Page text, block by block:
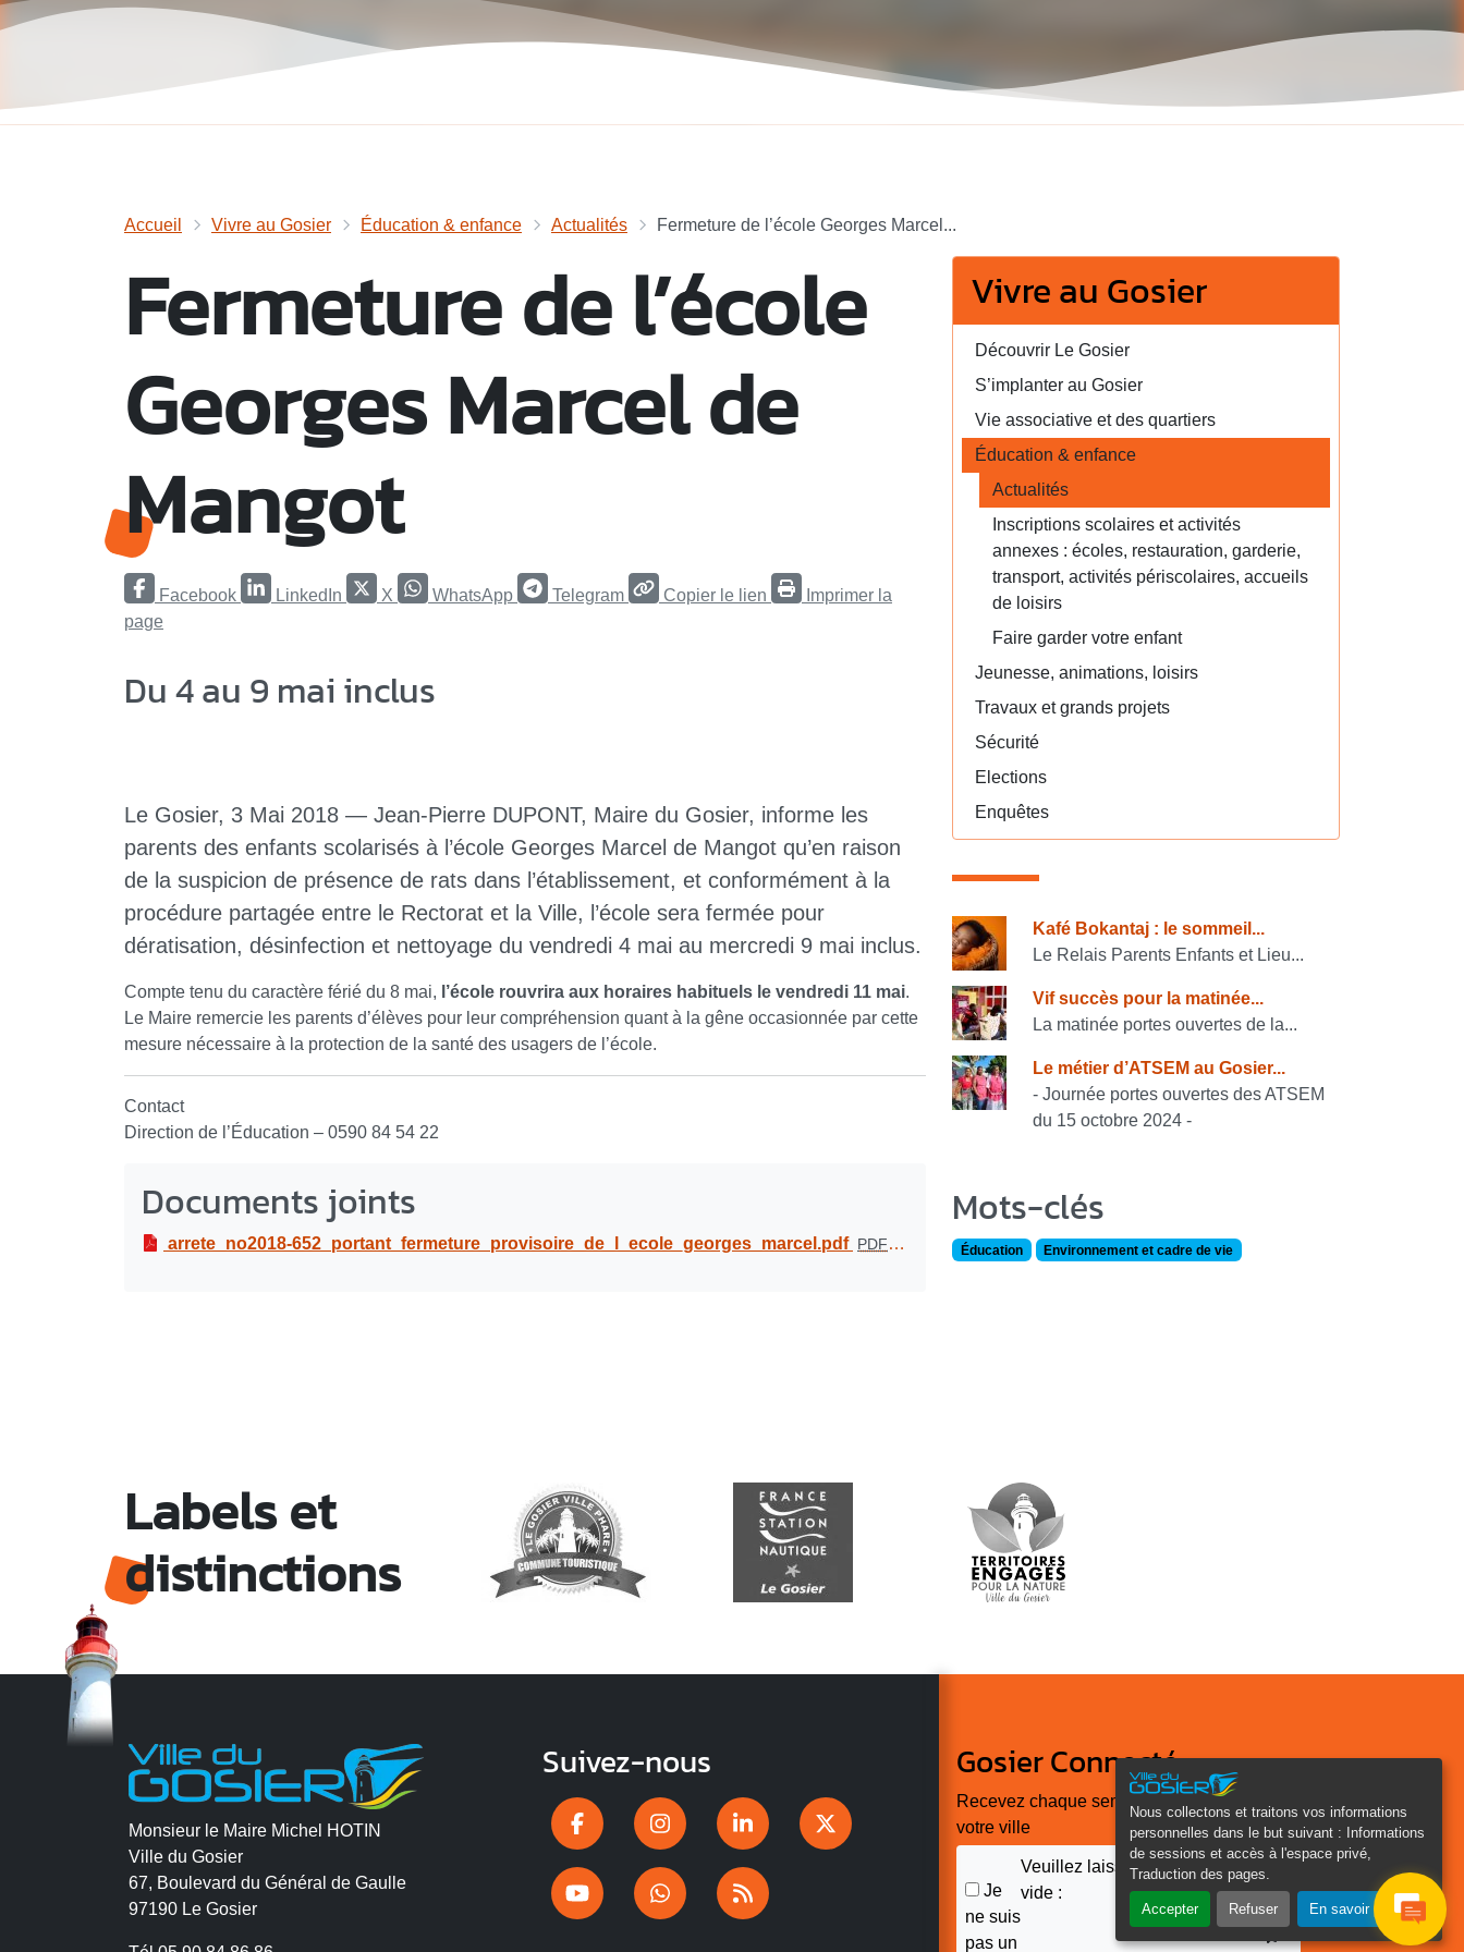
Nous collectons et traitons vos informations
personnelles dans le but suivant :
Informations
de sessions et accès à l'espace privé,
Traduction des pages
Accepter Refuser En savoir plus
Accueil Vivre au Gosier Éducation & enfance Actualités Fermeture de l’école Georges Marcel...
Fermeture de l’école
Georges Marcel de
Mangot
Facebook LinkedIn X WhatsApp Telegram Copier le lien
Imprimer la
page
Du 4 au 9 mai inclus
Le Gosier, 3 Mai 2018 — Jean-Pierre DUPONT, Maire du Gosier, informe les
parents des enfants scolarisés à l’école Georges Marcel de Mangot qu’en raison
de la suspicion de présence de rats dans l’établissement, et conformément à la
procédure partagée entre le Rectorat et la Ville, l’école sera fermée pour
dératisation, désinfection et nettoyage du vendredi 4 mai au mercredi 9 mai inclus.
Compte tenu du caractère férié du 8 mai, l’école rouvrira aux horaires habituels le vendredi 11 mai.
Le Maire remercie les parents d’élèves pour leur compréhension quant à la gêne occasionnée par cette
mesure nécessaire à la protection de la santé des usagers de l’école.
Contact
Direction de l’Éducation – 0590 84 54 22
Documents joints
arrete_no2018-652_portant_fermeture_provisoire_de_l_ecole_georges_marcel.pdf PDF-427.2 kio
Vivre au Gosier
Découvrir Le Gosier
S’implanter au Gosier
Vie associative et des quartiers
Éducation & enfance
Actualités
Inscriptions scolaires et activités
annexes : écoles, restauration, garderie,
transport, activités périscolaires, accueils
de loisirs
Faire garder votre enfant
Jeunesse, animations, loisirs
Travaux et grands projets
Sécurité
Elections
Enquêtes
Consulter également
Kafé Bokantaj : le sommeil...
Le Relais Parents Enfants et Lieu...
Vif succès pour la matinée...
La matinée portes ouvertes de la...
Le métier d’ATSEM au Gosier...
- Journée portes ouvertes des ATSEM
du 15 octobre 2024 -
Mots-clés
Éducation Environnement et cadre de vie
Labels et
distinctions
Monsieur le Maire Michel HOTIN
Ville du Gosier
67, Boulevard du Général de Gaulle
97190 Le Gosier
Suivez-nous Gosier Connecté
Recevez chaque semaine l'actualité de
votre ville
Je
ne suis
pas un
Veuillez laisser ce champ
vide :